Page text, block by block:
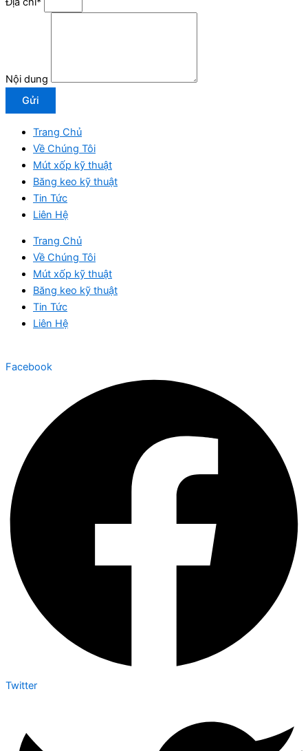
Nội dung
Gửi
Trang Chủ
Về Chúng Tôi
Mút xốp kỹ thuật
Băng keo kỹ thuật
Tin Tức
Liên Hệ
Trang Chủ
Về Chúng Tôi
Mút xốp kỹ thuật
Băng keo kỹ thuật
Tin Tức
Liên Hệ
Facebook
Twitter